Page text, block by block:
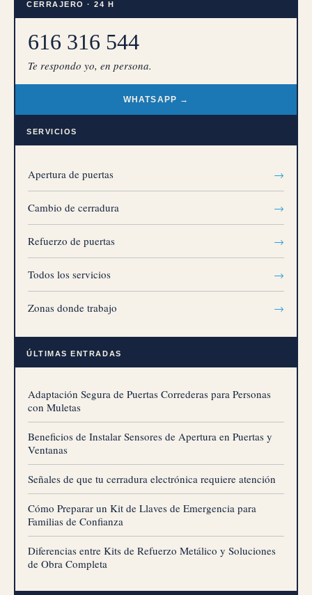
CERRAJERO · 24 H
616 316 544
Te respondo yo, en persona.
WHATSAPP →
SERVICIOS
Apertura de puertas →
Cambio de cerradura →
Refuerzo de puertas →
Todos los servicios →
Zonas donde trabajo →
ÚLTIMAS ENTRADAS
Adaptación Segura de Puertas Correderas para Personas
con Muletas
Beneficios de Instalar Sensores de Apertura en Puertas y
Ventanas
Señales de que tu cerradura electrónica requiere atención
Cómo Preparar un Kit de Llaves de Emergencia para
Familias de Confianza
Diferencias entre Kits de Refuerzo Metálico y Soluciones
de Obra Completa